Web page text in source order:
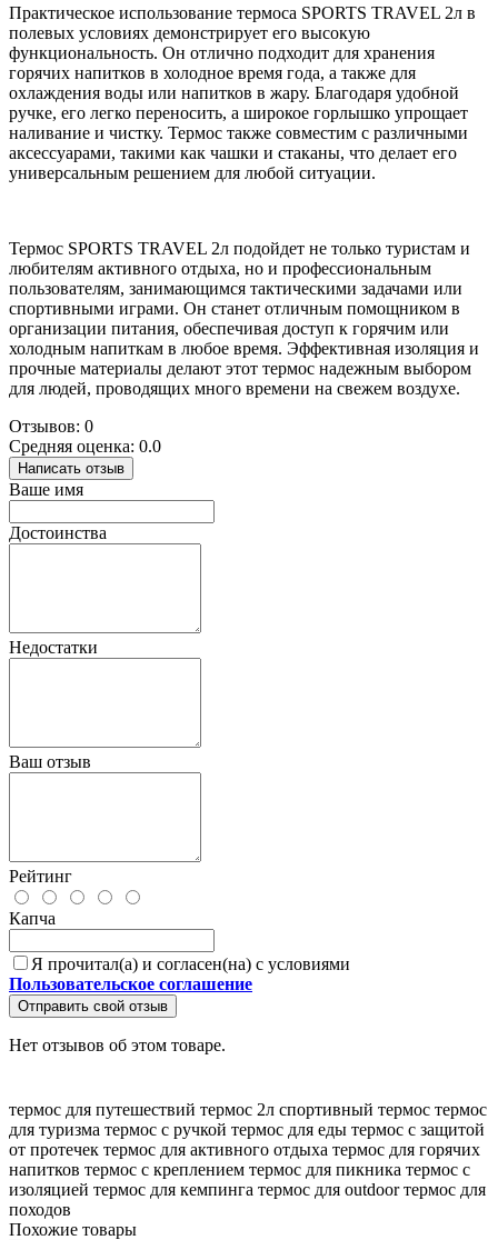
Практическое использование термоса SPORTS TRAVEL 2л в
полевых условиях демонстрирует его высокую
функциональность. Он отлично подходит для хранения
горячих напитков в холодное время года, а также для
охлаждения воды или напитков в жару. Благодаря удобной
ручке, его легко переносить, а широкое горлышко упрощает
наливание и чистку. Термос также совместим с различными
аксессуарами, такими как чашки и стаканы, что делает его
универсальным решением для любой ситуации.
Термос SPORTS TRAVEL 2л подойдет не только туристам и
любителям активного отдыха, но и профессиональным
пользователям, занимающимся тактическими задачами или
спортивными играми. Он станет отличным помощником в
организации питания, обеспечивая доступ к горячим или
холодным напиткам в любое время. Эффективная изоляция и
прочные материалы делают этот термос надежным выбором
для людей, проводящих много времени на свежем воздухе.
Отзывов: 0
Средняя оценка: 0.0
Написать отзыв
Ваше имя
Достоинства
Недостатки
Ваш отзыв
Рейтинг
Капча
Я прочитал(а) и согласен(на) с условиями
Пользовательское соглашение
Отправить свой отзыв
Нет отзывов об этом товаре.
термос для путешествий термос 2л спортивный термос термос
для туризма термос с ручкой термос для еды термос с защитой
от протечек термос для активного отдыха термос для горячих
напитков термос с креплением термос для пикника термос с
изоляцией термос для кемпинга термос для outdoor термос для
походов
Похожие товары